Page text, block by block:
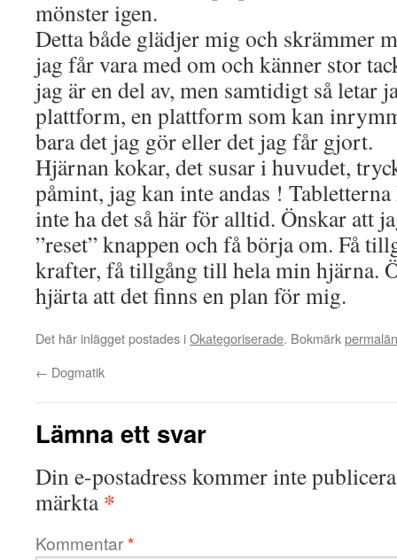
mönster igen.
Detta både glädjer mig och skrämmer
jag får vara med om och känner stor
jag är en del av, men samtidigt så letar
plattform, en plattform som kan
bara det jag gör eller det jag får gjort.
Hjärnan kokar, det susar i huvudet,
påmint, jag kan inte andas !
inte ha det så här för alltid. Önskar att
”reset” knappen och få börja om. Få
krafter, få tillgång till hela min hjärna.
hjärta att det finns en plan för mig.
Det här inlägget postades iOkategoriserade. Bokmärk
← Dogmatik
Lämna ett svar
Din e-postadress kommer inte
märkta*
Kommentar*